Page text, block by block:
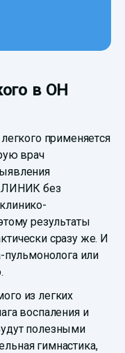
в ОН
применяется
врач
без
результаты
сразу же. И
пульмонолога или
из легких
воспаления и
полезными
гимнастика,